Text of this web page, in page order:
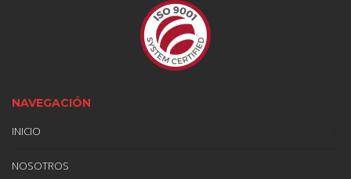
NAVEGACIÓN
INICIO
NOSOTROS